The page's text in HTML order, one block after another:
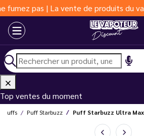
| La vente de produits du
Top ventes du moment
Puffs Puff Starbuzz Puff Starbuzz Ultra